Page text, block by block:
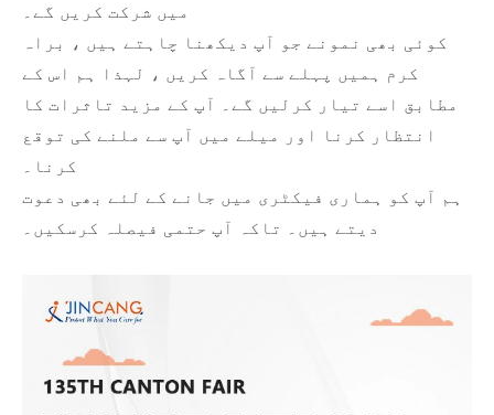
میں شرکت کریں گے۔
کوئی بھی نمونے جو آپ دیکھنا چاہتے ہیں ، براہ
کرم ہمیں پہلے سے آگاہ کریں ، لہذا ہم اس کے
مطابق اسے تیار کرلیں گے۔ آپ کے مزید تاثرات کا
انتظار کرنا اور میلے میں آپ سے ملنے کی توقع
کرنا۔
ہم آپ کو ہماری فیکٹری میں جانے کے لئے بھی دعوت
دیتے ہیں۔ تاکہ آپ حتمی فیصلہ کرسکیں۔